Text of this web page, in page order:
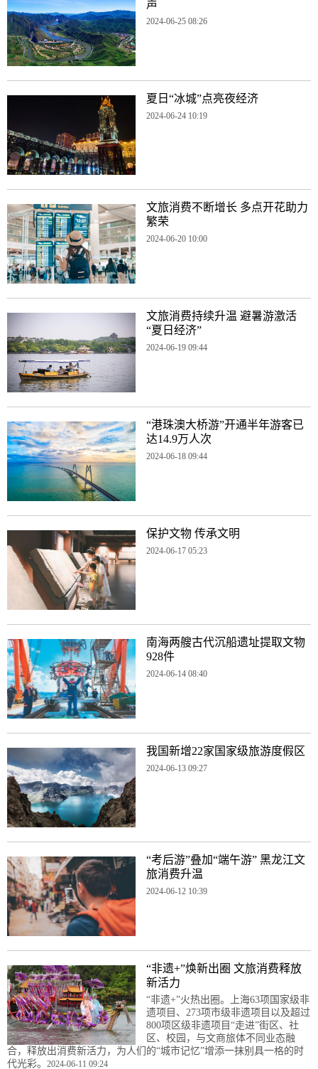
声
2024-06-25 08:26
夏日“冰城”点亮夜经济
2024-06-24 10:19
文旅消费不断增长 多点开花助力
繁荣
2024-06-20 10:00
文旅消费持续升温 避暑游激活
“夏日经济”
2024-06-19 09:44
“港珠澳大桥游”开通半年游客已
达14.9万人次
2024-06-18 09:44
保护文物 传承文明
2024-06-17 05:23
南海两艘古代沉船遗址提取文物
928件
2024-06-14 08:40
我国新增22家国家级旅游度假区
2024-06-13 09:27
“考后游”叠加“端午游” 黑龙江文
旅消费升温
2024-06-12 10:39
“非遗+”焕新出圈 文旅消费释放
新活力
“非遗+”火热出圈。上海63项国家级非
遗项目、273项市级非遗项目以及超过
800项区级非遗项目“走进”街区、社
区、校园，与文商旅体不同业态融
合，释放出消费新活力，为人们的“城市记忆”增添一抹别具一格的时
代光彩。 2024-06-11 09:24